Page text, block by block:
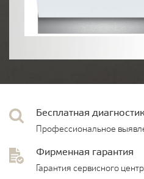
Бесплатная
Профессиональное
Фирменная гарантия
Гарантия сервисного